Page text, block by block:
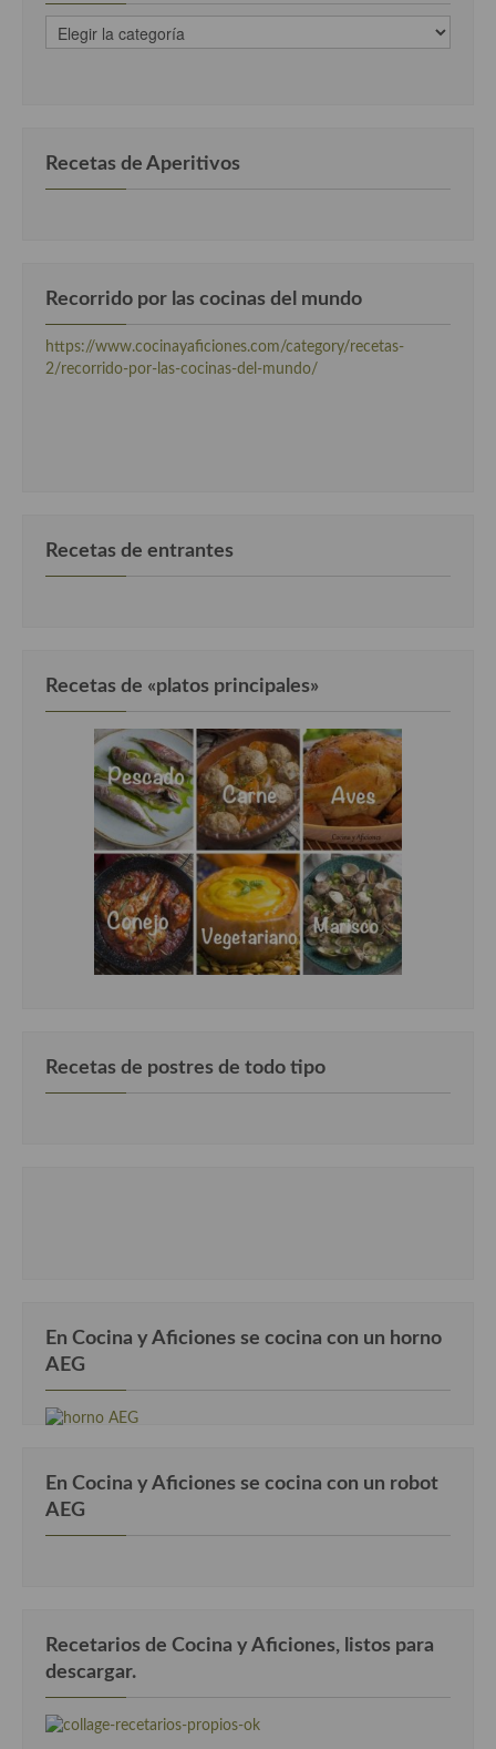
recetas
clasificadas
Recetas de Aperitivos
Recorrido por las cocinas del mundo
https://www.cocinayaficiones.com/category/recetas-
2/recorrido-por-las-cocinas-del-mundo/
Recetas de entrantes
Recetas de «platos principales»
Recetas de postres de todo tipo
En Cocina y Aficiones se cocina con un horno
AEG
En Cocina y Aficiones se cocina con un robot
AEG
Recetarios de Cocina y Aficiones, listos para
descargar.